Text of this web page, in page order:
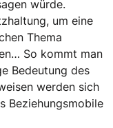
würde.
um eine
Thema
So kommt man
Bedeutung des
werden sich
Beziehungsmobile